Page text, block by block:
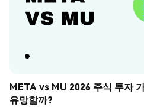
META vs MU 2026 주식 투자
유망할까?